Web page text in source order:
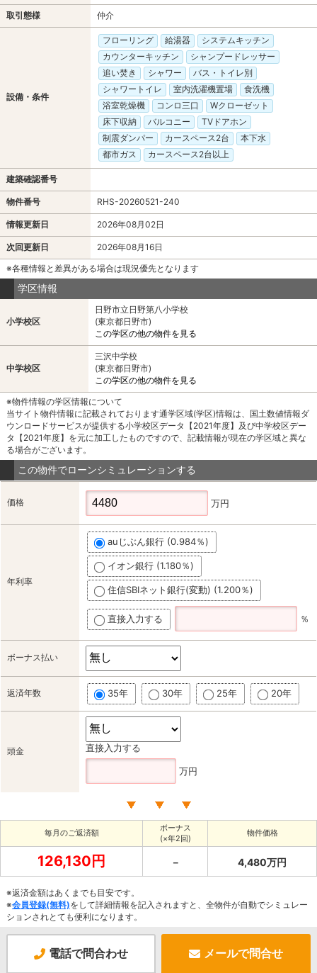
取引態様 仲介
設備・条件
フローリング 給湯器
システムキッチン
カウンターキッチン
シャンプードレッサー
追い焚き
シャワー
バス・トイレ別
シャワートイレ
室内洗濯機置場
食洗機
浴室乾燥機
コンロ三口
Wクローゼット
床下収納
バルコニー
TVドアホン
制震ダンパー
カースペース2台
本下水
都市ガス
カースペース2台以上
建築確認番号
物件番号 RHS-20260521-240
情報更新日 2026年08月02日
次回更新日
2026年08月16日
※各種情報と差異がある場合は現況優先となります
学区情報
小学校区
日野市立日野第八小学校
(東京都日野市)
この学区の他の物件を見る
中学校区
三沢中学校
(東京都日野市)
この学区の他の物件を見る
※物件情報の学区情報について
当サイト物件情報に記載されております通学区域(学区)情報は、国土数値情報ダ
ウンロードサービスが提供する小学校区データ【2021年度】及び中学校区デー
タ【2021年度】を元に加工したものですので、記載情報が現在の学区域と異な
る場合がございます。
この物件でローンシミュレーションする
価格 万円
年利率
auじぶん銀行 (0.984％)
イオン銀行 (1.180％)
住信SBIネット銀行(変動) (1.200％)
直接入力する ％
ボーナス払い
返済年数 35年 30年 25年 20年
頭金 直接入力する
万円
毎月のご返済額
ボーナス
(×年2回)
物件価格
126,130円 － 4,480万円
※返済金額はあくまでも目安です。
※会員登録(無料)をして詳細情報を記入されますと、全物件が自動でシミュレー
ションされとても便利になります。
電話で問合わせ メールで問合せ